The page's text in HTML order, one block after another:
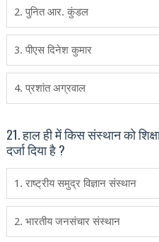
2. पुनित आर. कुंडल
3. पीएस दिनेश कुमार
4. प्रशांत अग्रवाल
21. हाल ही में किस संस्‍थान को
दर्जा दिया है ?
1. राष्ट्रीय समुद्र विज्ञान संस्थान
2. भारतीय जनसंचार संस्‍थान